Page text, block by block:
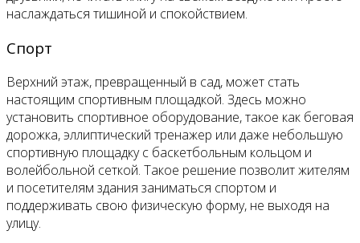
наслаждаться тишиной и спокойствием.
Спорт
Верхний этаж, превращенный в сад, может стать
настоящим спортивным площадкой. Здесь можно
установить спортивное оборудование, такое как беговая
дорожка, эллиптический тренажер или даже небольшую
спортивную площадку с баскетбольным кольцом и
волейбольной сеткой. Такое решение позволит жителям
и посетителям здания заниматься спортом и
поддерживать свою физическую форму, не выходя на
улицу.